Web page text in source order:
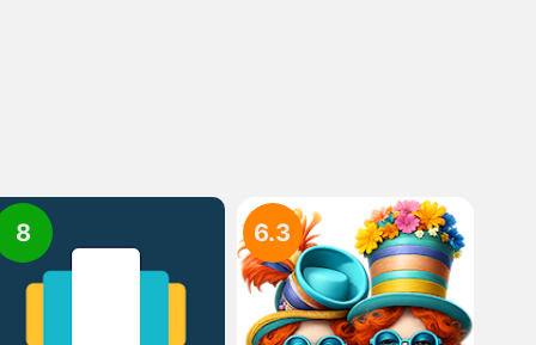
8 6.3